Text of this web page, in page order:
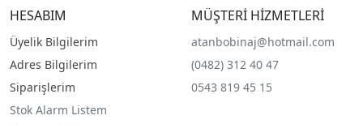
HESABIM
Üyelik Bilgilerim
Adres Bilgilerim
Siparişlerim
Stok Alarm Listem
MÜŞTERİ HİZMETLERİ
atanbobinaj@hotmail.com
(0482) 312 40 47
0543 819 45 15